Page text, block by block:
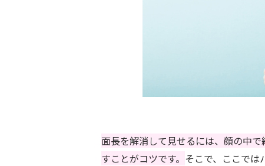
面長を解消して見せるには、顔の中
すことがコツです。 そこで、ここでは